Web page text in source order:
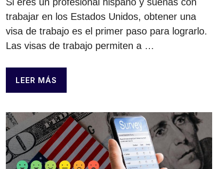
trabajar en los Estados Unidos, obtener una
visa de trabajo es el primer paso para lograrlo.
Las visas de trabajo permiten a …
LEER MÁS